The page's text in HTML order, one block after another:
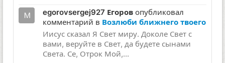
egorovsergej927 Егоров опубликовал
комментарий в Возлюби ближнего твоего
Иисус сказал Я Свет миру. Доколе Свет с
вами, веруйте в Свет, да будете сынами
Света. Се, Отрок Мой,...